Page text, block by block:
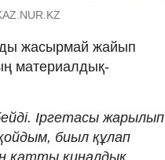
жасырмай жайып
материалдық-
Іргетасы жарылып
биыл құлап